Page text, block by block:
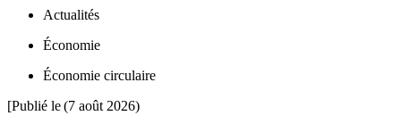
Actualités
Économie
Économie circulaire
[Publié le(7 août 2026)